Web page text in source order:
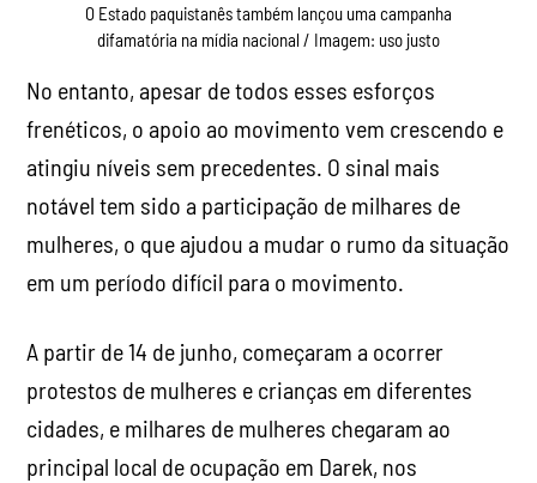
O Estado paquistanês também lançou uma campanha
difamatória na mídia nacional / Imagem: uso justo
No entanto, apesar de todos esses esforços
frenéticos, o apoio ao movimento vem crescendo e
atingiu níveis sem precedentes. O sinal mais
notável tem sido a participação de milhares de
mulheres, o que ajudou a mudar o rumo da situação
em um período difícil para o movimento.
A partir de 14 de junho, começaram a ocorrer
protestos de mulheres e crianças em diferentes
cidades, e milhares de mulheres chegaram ao
principal local de ocupação em Darek, nos